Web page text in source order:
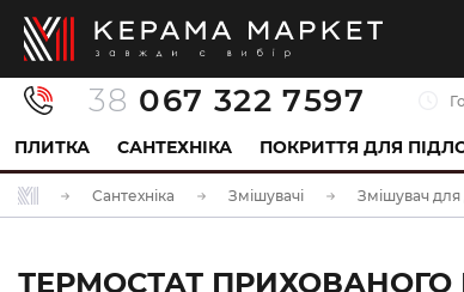
38 067 322 7597
ПЛИТКА САНТЕХНІКА ПОКРИТТЯ ДЛЯ
Сантехніка Змішувачі Змішувач
ТЕРМОСТАТ ПРИХОВАНОГО